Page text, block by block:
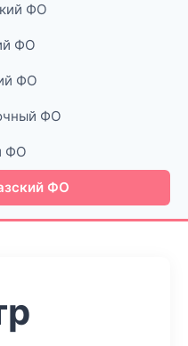
ФО
ФО
ФО
ФО
ФО
ФО